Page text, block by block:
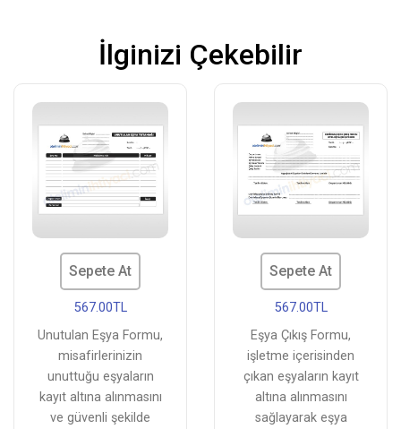
İlginizi Çekebilir
Sepete At
567.00TL
Unutulan Eşya Formu,
misafirlerinizin
unuttuğu eşyaların
kayıt altına alınmasını
ve güvenli şekilde
Sepete At
567.00TL
Eşya Çıkış Formu,
işletme içerisinden
çıkan eşyaların kayıt
altına alınmasını
sağlayarak eşya